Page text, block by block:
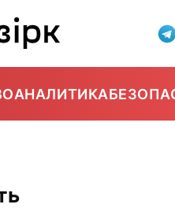
АНАЛИТИКА